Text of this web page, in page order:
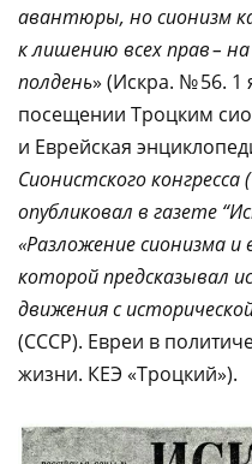
авантюры, но сионизм
к лишению всех прав –
полдень» (Искра. № 56. 1
посещении Троцким
и Еврейская
Сионистского конгресса
опубликовал в газете
«Разложение сионизма
которой предсказывал
движения с
(СССР). Евреи в
жизни. КЕЭ «Троцкий»).